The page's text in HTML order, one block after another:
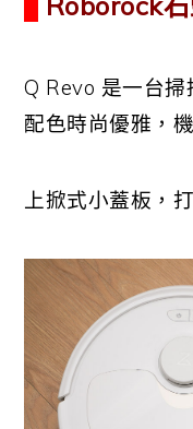
Q Revo 是一台
配色時尚優雅，
上掀式小蓋板，